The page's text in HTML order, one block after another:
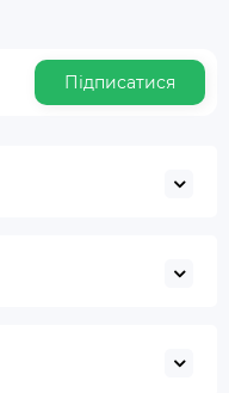
Підписатися